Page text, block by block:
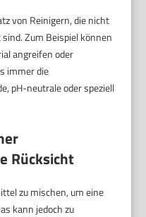
von Reinigern, die nicht
Zum Beispiel können
angreifen oder
immer die
pH-neutrale oder speziell
Rücksicht
zu mischen, um eine
kann jedoch zu